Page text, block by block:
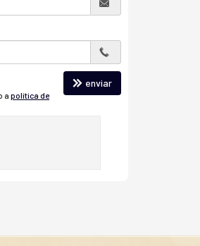
a política de
enviar